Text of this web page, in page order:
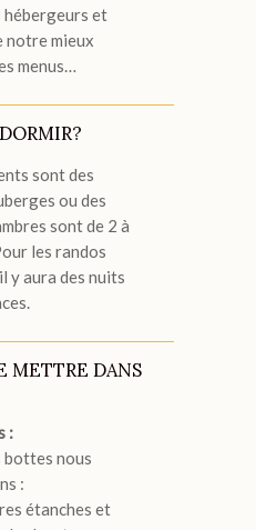
hébergeurs et
notre mieux
menus…
sont des
ou des
sont de 2 à
les randos
y aura des nuits
METTRE DANS
:
bottes nous
:
étanches et